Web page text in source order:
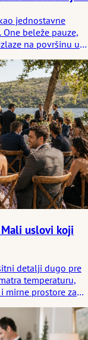
jednostavne
beleže pauze,
na površinu u
prostorom tišine.
uslovi koji
detalji dugo pre
temperaturu,
mirne prostore za